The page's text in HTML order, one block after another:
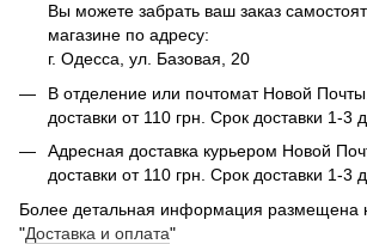
Вы можете забрать ваш заказ
магазине по адресу:
г. Одесса, ул. Базовая, 20
В отделение или почтомат Новой
доставки от 110 грн. Срок доставки 1-3
Адресная доставка курьером Новой
доставки от 110 грн. Срок доставки 1-3
Более детальная информация размещена
"Доставка и оплата"